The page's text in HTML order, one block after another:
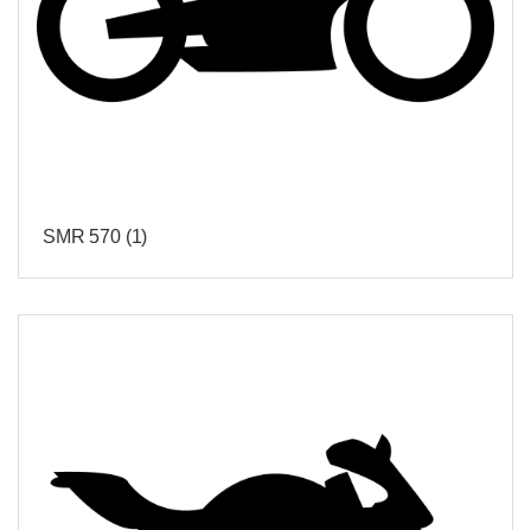
SMR 570 (1)